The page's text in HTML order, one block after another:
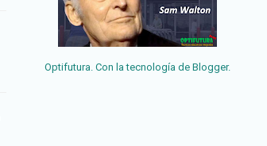
Optifutura. Con la tecnología de Blogger.